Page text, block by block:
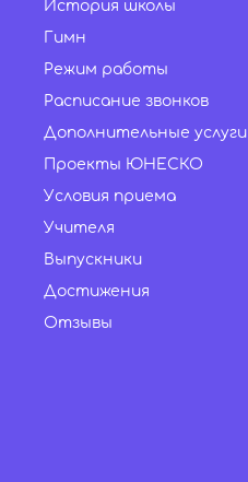
История школы
Гимн
Режим работы
Расписание звонков
Дополнительные услуги
Проекты ЮНЕСКО
Условия приема
Учителя
Выпускники
Достижения
Отзывы